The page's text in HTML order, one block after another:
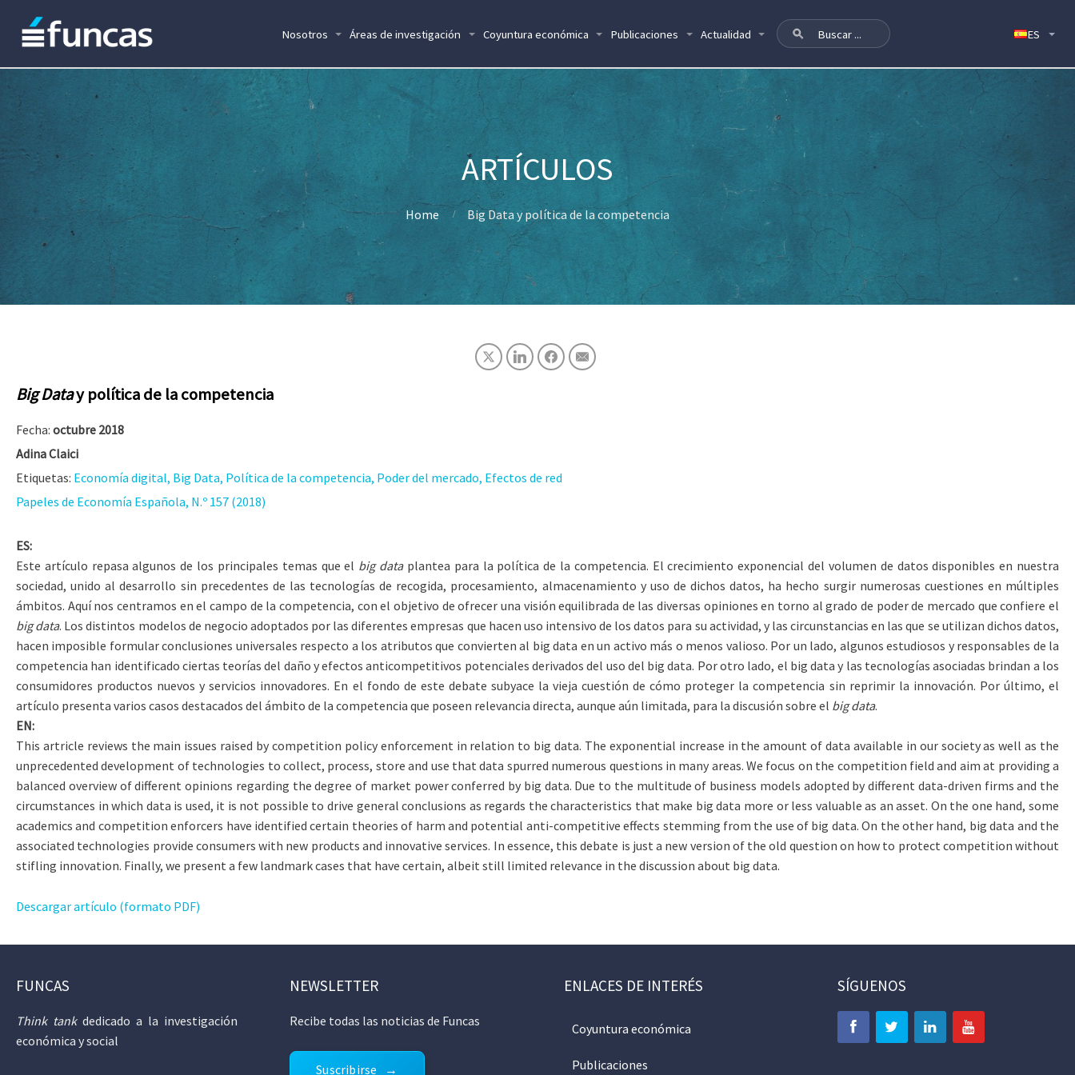
Nosotros Áreas de investigación Coyuntura económica Publicaciones Actualidad
Home Big Data y política de la competencia
Big Datay política de la competencia
Fecha: octubre 2018
Adina Claici
Etiquetas: Economía digital, Big Data, Política de la competencia, Poder del mercado, Efectos de red
Papeles de Economía Española, N.º 157 (2018)
ES:
Este artículo repasa algunos de los principales temas que el big dataplantea para la política de la competencia. El crecimiento exponencial del volumen de datos disponibles en nuestra
sociedad, unido al desarrollo sin precedentes de las tecnologías de recogida, procesamiento, almacenamiento y uso de dichos datos, ha hecho surgir numerosas cuestiones en múltiples
ámbitos. Aquí nos centramos en el campo de la competencia, con el objetivo de ofrecer una visión equilibrada de las diversas opiniones en torno al grado de poder de mercado que confiere el
big data. Los distintos modelos de negocio adoptados por las diferentes empresas que hacen uso intensivo de los datos para su actividad, y las circunstancias en las que se utilizan dichos datos,
hacen imposible formular conclusiones universales respecto a los atributos que convierten al big data en un activo más o menos valioso. Por un lado, algunos estudiosos y responsables de la
competencia han identificado ciertas teorías del daño y efectos anticompetitivos potenciales derivados del uso del big data. Por otro lado, el big data y las tecnologías asociadas brindan a los
consumidores productos nuevos y servicios innovadores. En el fondo de este debate subyace la vieja cuestión de cómo proteger la competencia sin reprimir la innovación. Por último, el
artículo presenta varios casos destacados del ámbito de la competencia que poseen relevancia directa, aunque aún limitada, para la discusión sobre el big data.
EN:
This artricle reviews the main issues raised by competition policy enforcement in relation to big data. The exponential increase in the amount of data available in our society as well as the
unprecedented development of technologies to collect, process, store and use that data spurred numerous questions in many areas. We focus on the competition field and aim at providing a
balanced overview of different opinions regarding the degree of market power conferred by big data. Due to the multitude of business models adopted by different data-driven firms and the
circumstances in which data is used, it is not possible to drive general conclusions as regards the characteristics that make big data more or less valuable as an asset. On the one hand, some
academics and competition enforcers have identified certain theories of harm and potential anti-competitive effects stemming from the use of big data. On the other hand, big data and the
associated technologies provide consumers with new products and innovative services. In essence, this debate is just a new version of the old question on how to protect competition without
stifling innovation. Finally, we present a few landmark cases that have certain, albeit still limited relevance in the discussion about big data.
Descargar artículo (formato PDF)
FUNCAS
Think tankdedicado a la investigación
económica y social
NEWSLETTER
Recibe todas las noticias de Funcas
Suscribirse
ENLACES DE INTERÉS
Coyuntura económica
Publicaciones
SÍGUENOS